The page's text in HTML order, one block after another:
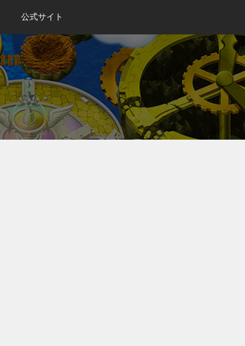
公式サイト